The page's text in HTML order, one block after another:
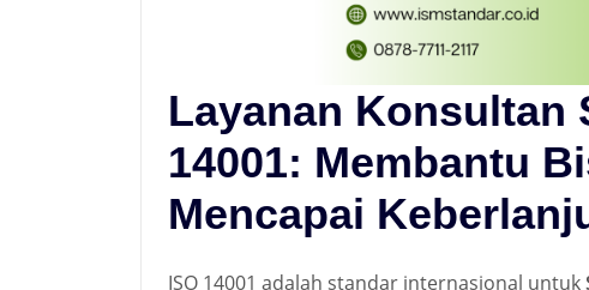
Layanan Konsultan
14001: Membantu
Mencapai
ISO 14001 adalah standar internasional untuk